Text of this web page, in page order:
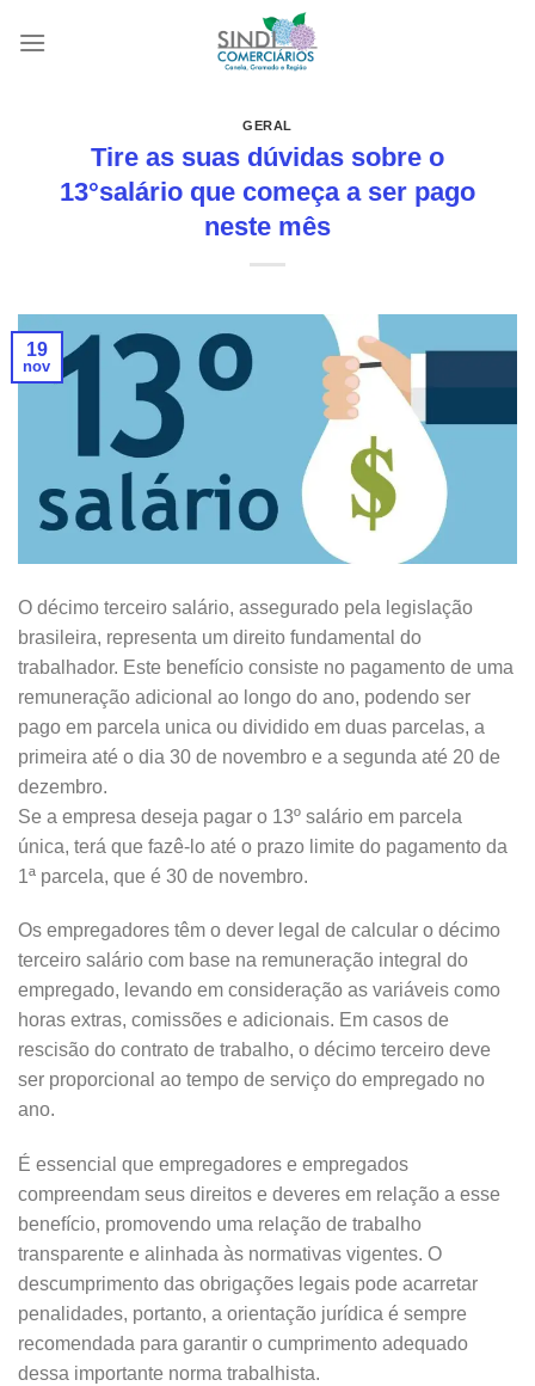
GERAL
Tire as suas dúvidas sobre o
13°salário que começa a ser pago
neste mês
19
nov
O décimo terceiro salário, assegurado pela legislação
brasileira, representa um direito fundamental do
trabalhador. Este benefício consiste no pagamento de uma
remuneração adicional ao longo do ano, podendo ser
pago em parcela unica ou dividido em duas parcelas, a
primeira até o dia 30 de novembro e a segunda até 20 de
dezembro.
Se a empresa deseja pagar o 13º salário em parcela
única, terá que fazê-lo até o prazo limite do pagamento da
1ª parcela, que é 30 de novembro.
Os empregadores têm o dever legal de calcular o décimo
terceiro salário com base na remuneração integral do
empregado, levando em consideração as variáveis como
horas extras, comissões e adicionais. Em casos de
rescisão do contrato de trabalho, o décimo terceiro deve
ser proporcional ao tempo de serviço do empregado no
ano.
É essencial que empregadores e empregados
compreendam seus direitos e deveres em relação a esse
benefício, promovendo uma relação de trabalho
transparente e alinhada às normativas vigentes. O
descumprimento das obrigações legais pode acarretar
penalidades, portanto, a orientação jurídica é sempre
recomendada para garantir o cumprimento adequado
dessa importante norma trabalhista.